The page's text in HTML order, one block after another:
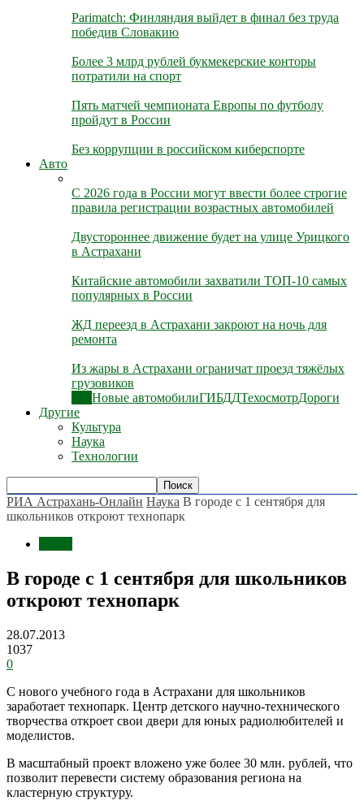
Parimatch: Финляндия выйдет в финал без труда
победив Словакию
Более 3 млрд рублей букмекерские конторы
потратили на спорт
Пять матчей чемпионата Европы по футболу
пройдут в России
Без коррупции в российском киберспорте
Авто
С 2026 года в России могут ввести более строгие
правила регистрации возрастных автомобилей
Двустороннее движение будет на улице Урицкого
в Астрахани
Китайские автомобили захватили ТОП-10 самых
популярных в России
ЖД переезд в Астрахани закроют на ночь для
ремонта
Из жары в Астрахани ограничат проезд тяжёлых
грузовиков
Новые автомобилиГИБДДТехосмотрДороги
Другие
Культура
Наука
Технологии
РИА Астрахань-Онлайн Наука В городе с 1 сентября для
школьников откроют технопарк
В городе с 1 сентября для школьников
откроют технопарк
28.07.2013
1037
0
С нового учебного года в Астрахани для школьников
заработает технопарк. Центр детского научно-технического
творчества откроет свои двери для юных радиолюбителей и
моделистов.
В масштабный проект вложено уже более 30 млн. рублей, что
позволит перевести систему образования региона на
кластерную структуру.